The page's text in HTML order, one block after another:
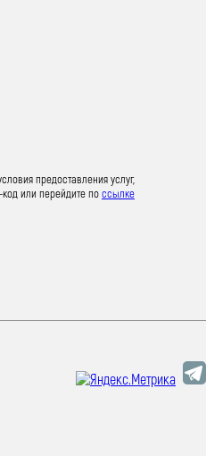
предоставления услуг,
код или перейдите поссылке